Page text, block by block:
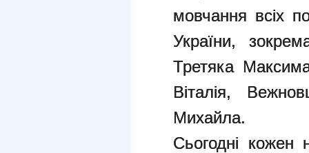
мовчання всіх
України,
Третяка
Віталія,
Михайла.
Сьогодні кожен